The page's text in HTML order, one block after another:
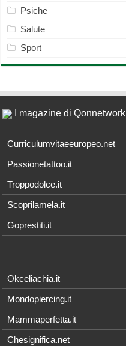
Psiche
Salute
Sport
I magazine di Qonnetwork
Curriculumvitaeeuropeo.net
Passionetattoo.it
Troppodolce.it
Scoprilamela.it
Goprestiti.it
Okceliachia.it
Mondopiercing.it
Mammaperfetta.it
Chesignifica.net